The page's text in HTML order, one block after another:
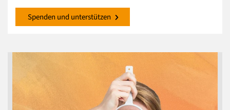
Spenden und unterstützen